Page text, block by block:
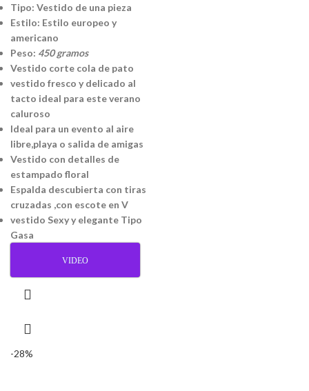
Tipo: Vestido de una pieza
Estilo: Estilo europeo y
americano
Peso: 450 gramos
Vestido corte cola de pato
vestido fresco y delicado al
tacto ideal para este verano
caluroso
Ideal para un evento al aire
libre,playa o salida de amigas
Vestido con detalles de
estampado floral
Espalda descubierta con tiras
cruzadas ,con escote en V
vestido Sexy y elegante Tipo
Gasa
VIDEO
-28%